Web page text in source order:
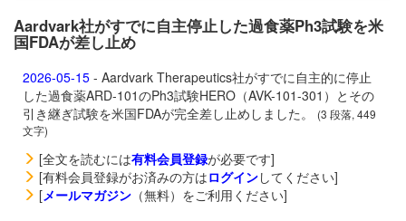
Aardvark社がすでに自主停止した過食薬Ph3試験を米
国FDAが差し止め
2026-05-15 - Aardvark Therapeutics社がすでに自主的に停止
した過食薬ARD-101のPh3試験HERO（AVK-101-301）とその
引き継ぎ試験を米国FDAが完全差し止めしました。
(3 段落, 449
文字)
[全文を読むには有料会員登録が必要です]
[有料会員登録がお済みの方はログインしてください]
[メールマガジン （無料）をご利用ください]